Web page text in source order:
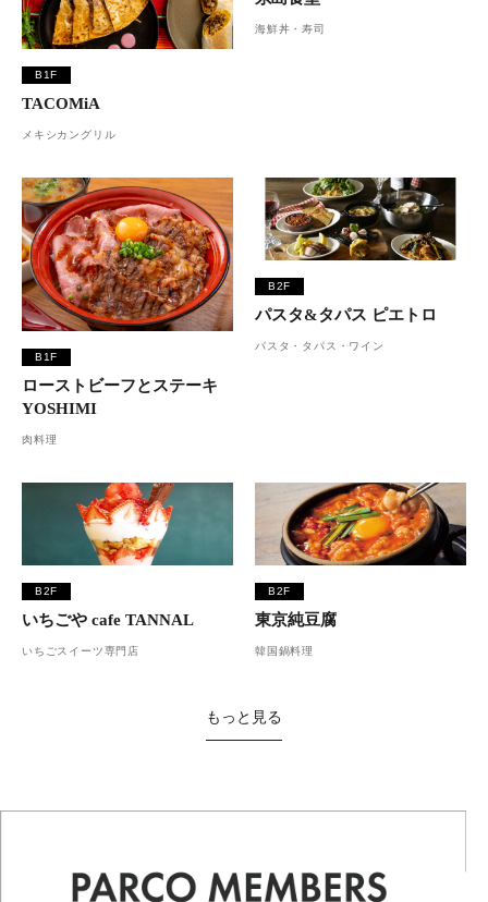
B1F
TACOMiA
メキシカングリル
海鮮丼・寿司
B1F
ローストビーフとステーキ
YOSHIMI
肉料理
B2F
パスタ&タパス ピエトロ
パスタ・タパス・ワイン
B2F
いちごや cafe TANNAL
いちごスイーツ専門店
B2F
東京純豆腐
韓国鍋料理
もっと見る